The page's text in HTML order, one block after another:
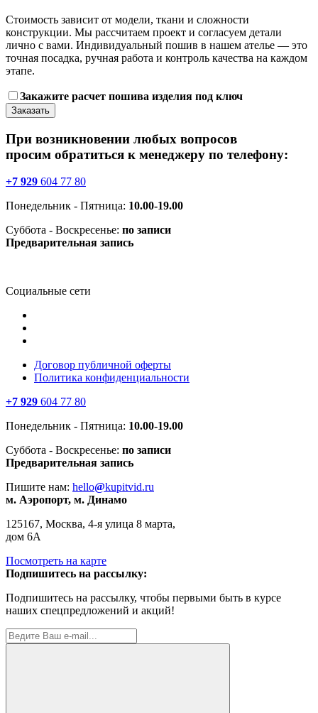
Стоимость зависит от модели, ткани и сложности
конструкции. Мы рассчитаем проект и согласуем детали
лично с вами. Индивидуальный пошив в нашем ателье — это
точная посадка, ручная работа и контроль качества на каждом
этапе.
Закажите расчет пошива изделия под ключ
Заказать
При возникновении любых вопросов
просим обратиться к менеджеру по телефону:
+7 929 604 77 80
Понедельник - Пятница: 10.00-19.00
Суббота - Воскресенье: по записи
Предварительная запись
Социальные сети
Договор публичной оферты
Политика конфиденциальности
+7 929 604 77 80
Понедельник - Пятница: 10.00-19.00
Суббота - Воскресенье: по записи
Предварительная запись
Пишите нам: hello@kupitvid.ru
м. Аэропорт, м. Динамо
125167, Москва, 4-я улица 8 марта,
дом 6А
Посмотреть на карте
Подпишитесь на рассылку:
Подпишитесь на рассылку, чтобы первыми быть в курсе
наших спецпредложений и акций!